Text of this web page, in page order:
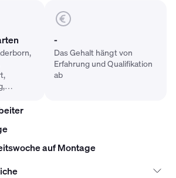
-
Das Gehalt hängt von
Erfahrung und Qualifikation
ab
auf Montage